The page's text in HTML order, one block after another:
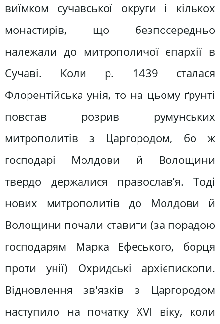
виїмком сучавської округи і кількох
монастирів, що безпосередньо
належали до митрополичої єпархії в
Сучаві. Коли р. 1439 сталася
Флорентійська унія, то на цьому ґрунті
повстав розрив румунських
митрополитів з Царгородом, бо ж
господарі Молдови й Волощини
твердо держалися православ’я. Тоді
нових митрополитів до Молдови й
Волощини почали ставити (за порадою
господарям Марка Ефеського, борця
проти унії) Охридські архієпископи.
Відновлення зв'язків з Царгородом
наступило на початку XVI віку, коли